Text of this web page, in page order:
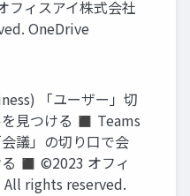
フィスアイ株式会社
OneDrive
「ユーザー」切
を見つける ◼ Teams
議」の切り口で会
る ◼ ©2023 オフィ
All rights reserved.